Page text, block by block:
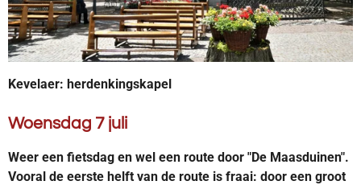
Kevelaer: herdenkingskapel
Woensdag 7 juli
Weer een fietsdag en wel een route door "De Maasduinen".
Vooral de eerste helft van de route is fraai: door een groot